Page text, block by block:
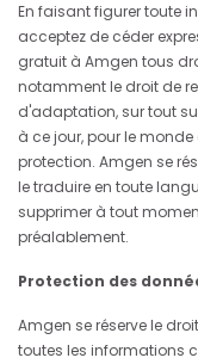
En faisant figurer toute
acceptez de céder
gratuit à Amgen tous
notamment le droit de
d'adaptation, sur tout
à ce jour, pour le
protection. Amgen se
le traduire en toute
supprimer à tout
préalablement.
Protection des
Amgen se réserve le
toutes les informations